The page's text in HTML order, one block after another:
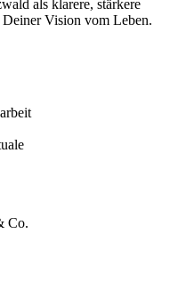
als klarere, stärkere
Vision vom Leben.